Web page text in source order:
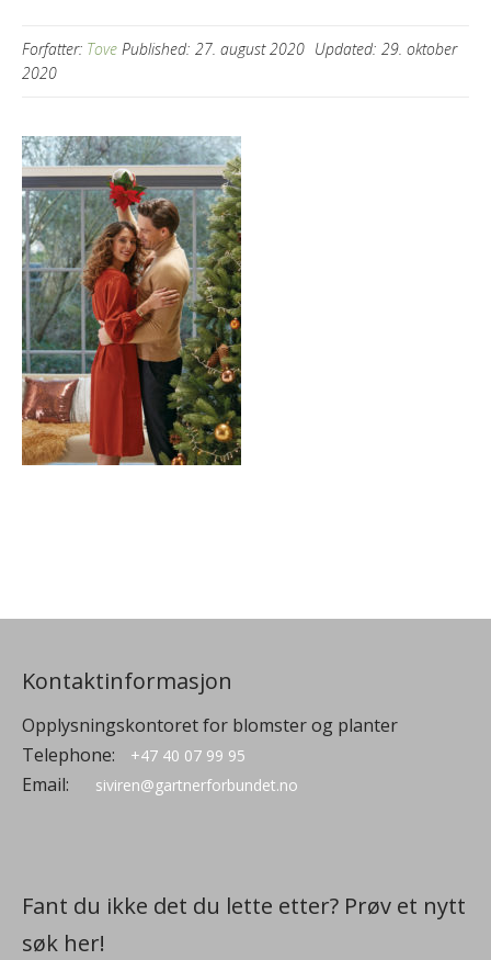
Forfatter: Tove Published: 27. august 2020 Updated: 29. oktober
2020
Kontaktinformasjon
Opplysningskontoret for blomster og planter
Telephone:
+47 40 07 99 95
Email: siviren@gartnerforbundet.no
Fant du ikke det du lette etter? Prøv et nytt
søk her!